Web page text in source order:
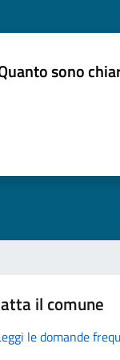
sono
il comune
le domande